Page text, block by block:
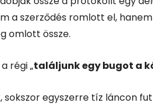
a szerződés romlott el,
omlott össze.
régi „találjunk egy bugot a
egyszerre tíz láncon